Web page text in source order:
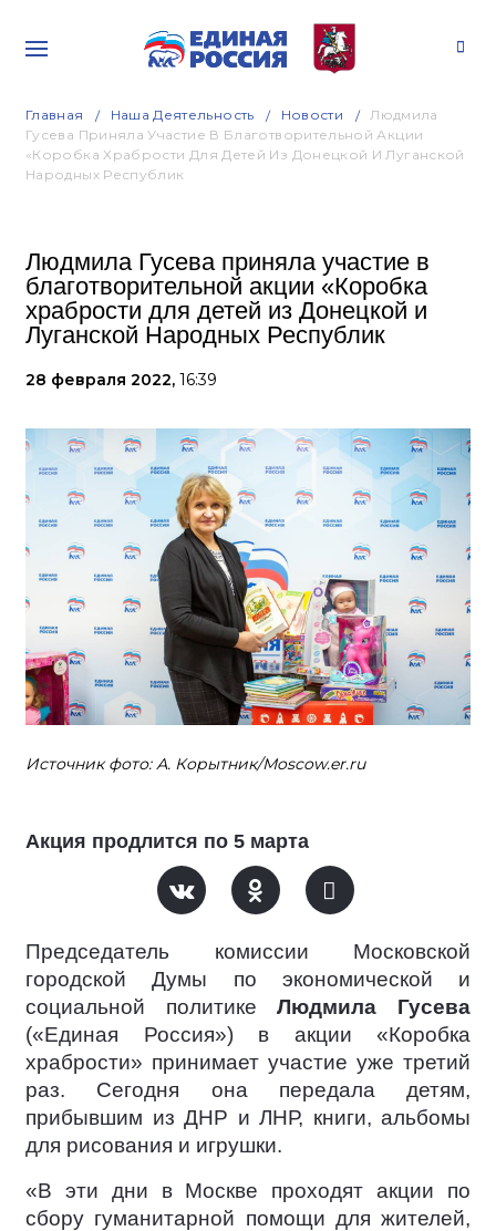
Главная Наша Деятельность Новости
Людмила
Гусева Приняла Участие В Благотворительной Акции
«Коробка Храбрости Для Детей Из Донецкой И Луганской
Народных Республик
Людмила Гусева приняла участие в
благотворительной акции «Коробка
храбрости для детей из Донецкой и
Луганской Народных Республик
28 февраля 2022, 16:39
Источник фото: А. Корытник/Moscow.er.ru
Акция продлится по 5 марта
Председатель комиссии Московской
городской Думы по экономической и
социальной политикеЛюдмила Гусева
(«Единая Россия») в акции «Коробка
храбрости» принимает участие уже третий
раз. Сегодня она передала детям,
прибывшим из ДНР и ЛНР, книги, альбомы
для рисования и игрушки.
«В эти дни в Москве проходят акции по
сбору гуманитарной помощи для жителей,